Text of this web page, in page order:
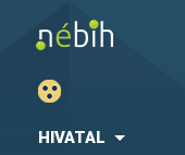
HIVATAL